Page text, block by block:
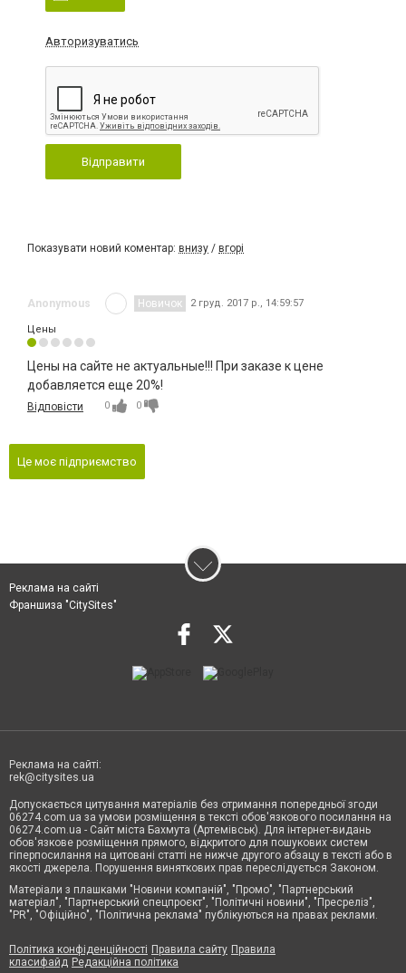
Авторизуватись
Відправити
Показувати новий коментар: внизу / вгорі
Anonymous Новичок 2 груд. 2017 р., 14:59:57
Цены
Цены на сайте не актуальные!!! При заказе к цене
добавляется еще 20%!
Відповісти 0 0
Це моє підприємство
Реклама на сайті
Франшиза "CitySites"
Реклама на сайті:
rek@citysites.ua
Допускається цитування матеріалів без отримання попередньої згоди
06274.com.ua за умови розміщення в тексті обов'язкового посилання на
06274.com.ua - Сайт міста Бахмута (Артемівськ). Для інтернет-видань
обов'язкове розміщення прямого, відкритого для пошукових систем
гіперпосилання на цитовані статті не нижче другого абзацу в тексті або в
якості джерела. Порушення виняткових прав переслідується Законом.
Матеріали з плашками "Новини компаній", "Промо", "Партнерський
матеріал", "Партнерський спецпроєкт", "Політичні новини", "Пресреліз",
"PR", "Офіційно", "Політична реклама" публікуються на правах реклами.
Політика конфіденційності Правила сайту Правила
класифайд Редакційна політика